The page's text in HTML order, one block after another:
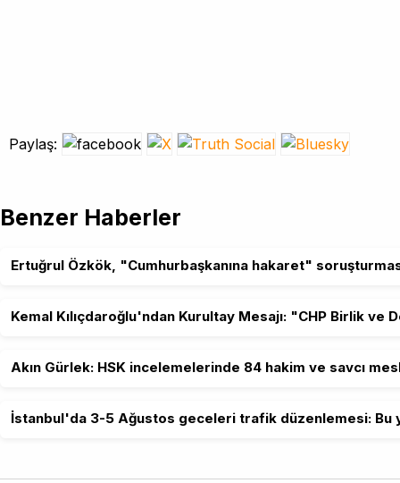
Paylaş:
Benzer Haberler
Ertuğrul Özkök, "Cumhurbaşkanına hakaret"
Kemal Kılıçdaroğlu'ndan Kurultay Mesajı: "CHP Birlik
Akın Gürlek: HSK incelemelerinde 84 hakim ve savcı
İstanbul'da 3-5 Ağustos geceleri trafik düzenlemesi: Bu